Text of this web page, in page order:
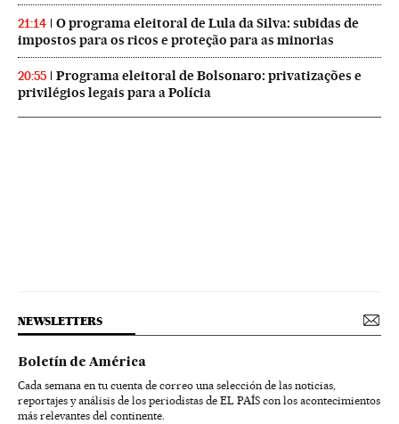
21:14
O programa eleitoral de Lula da Silva: subidas de
impostos para os ricos e proteção para as minorias
20:55
Programa eleitoral de Bolsonaro: privatizações e
privilégios legais para a Polícia
NEWSLETTERS
Boletín de América
Cada semana en tu cuenta de correo una selección de las noticias,
reportajes y análisis de los periodistas de EL PAÍS con los acontecimientos
más relevantes del continente.